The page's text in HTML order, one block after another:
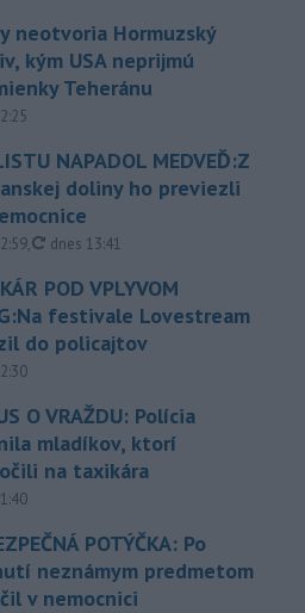
neotvoria Hormuzský
kým USA neprijmú
Teheránu
NAPADOL MEDVEĎ:Z
doliny ho previezli
, aktualizované
dnes 13:41
POD VPLYVOM
festivale Lovestream
do policajtov
O VRAŽDU: Polícia
mladíkov, ktorí
na taxikára
POTÝČKA: Po
neznámym predmetom
v nemocnici